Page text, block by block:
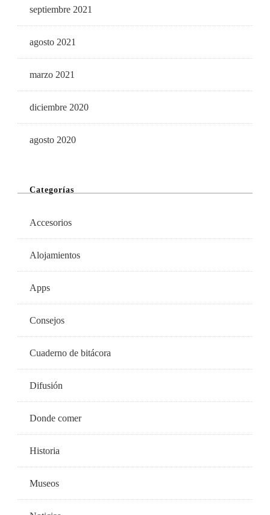
septiembre 2021
agosto 2021
marzo 2021
diciembre 2020
agosto 2020
Categorías
Accesorios
Alojamientos
Apps
Consejos
Cuaderno de bitácora
Difusión
Donde comer
Historia
Museos